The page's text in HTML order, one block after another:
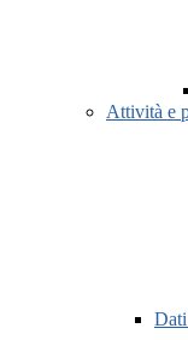
Attività e